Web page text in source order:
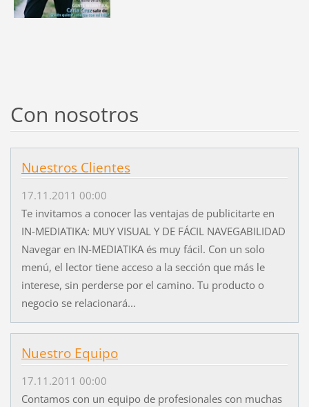
Con nosotros
Nuestros Clientes
17.11.2011 00:00
Te invitamos a conocer las ventajas de publicitarte en
IN-MEDIATIKA: MUY VISUAL Y DE FÁCIL NAVEGABILIDAD
Navegar en IN-MEDIATIKA és muy fácil. Con un solo
menú, el lector tiene acceso a la sección que más le
interese, sin perderse por el camino. Tu producto o
negocio se relacionará...
Nuestro Equipo
17.11.2011 00:00
Contamos con un equipo de profesionales con muchas